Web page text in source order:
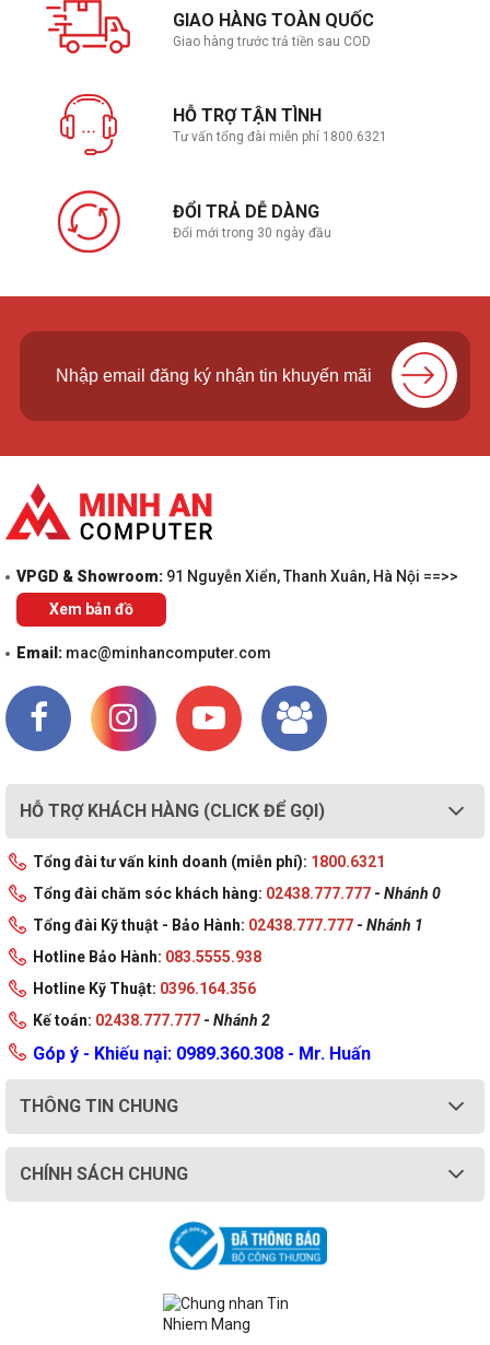
GIAO HÀNG TOÀN QUỐC
Giao hàng trước trả tiền sau COD
HỖ TRỢ TẬN TÌNH
Tư vấn tổng đài miễn phí 1800.6321
ĐỔI TRẢ DỄ DÀNG
Đổi mới trong 30 ngày đầu
VPGD & Showroom: 91 Nguyễn Xiển, Thanh Xuân, Hà Nội ==>>
Xem bản đồ
Email: mac@minhancomputer.com
HỖ TRỢ KHÁCH HÀNG (CLICK ĐỂ GỌI)
Tổng đài tư vấn kinh doanh (miễn phí): 1800.6321
Tổng đài chăm sóc khách hàng: 02438.777.777 - Nhánh 0
Tổng đài Kỹ thuật - Bảo Hành: 02438.777.777 - Nhánh 1
Hotline Bảo Hành: 083.5555.938
Hotline Kỹ Thuật: 0396.164.356
Kế toán: 02438.777.777 - Nhánh 2
Góp ý - Khiếu nại: 0989.360.308 - Mr. Huấn
THÔNG TIN CHUNG
CHÍNH SÁCH CHUNG